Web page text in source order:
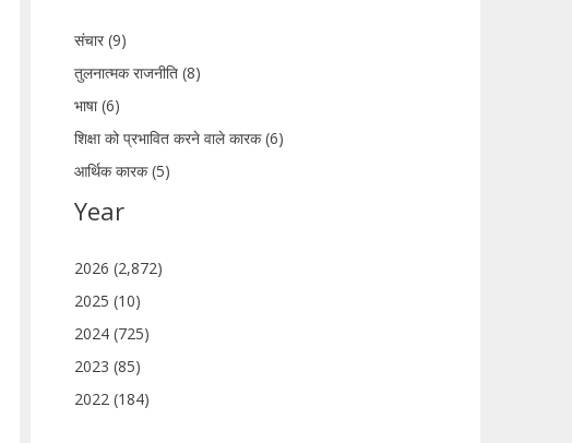
संचार (9)
तुलनात्मक राजनीति (8)
भाषा (6)
शिक्षा को प्रभावित करने वाले कारक (6)
आर्थिक कारक (5)
Year
2026 (2,872)
2025 (10)
2024 (725)
2023 (85)
2022 (184)